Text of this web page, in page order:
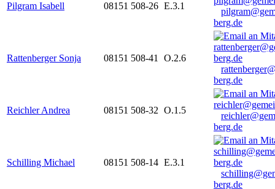
Pilgram Isabell 08151 508-26 E.3.1
berg.de
Rattenberger Sonja 08151 508-41
O.2.6
berg.de
Reichler Andrea 08151 508-32 O.1.5
berg.de
Schilling Michael 08151 508-14 E.3.1
berg.de